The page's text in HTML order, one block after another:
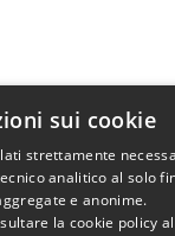
sui cookie
strettamente
analitico al solo
e anonime.
la cookie policy